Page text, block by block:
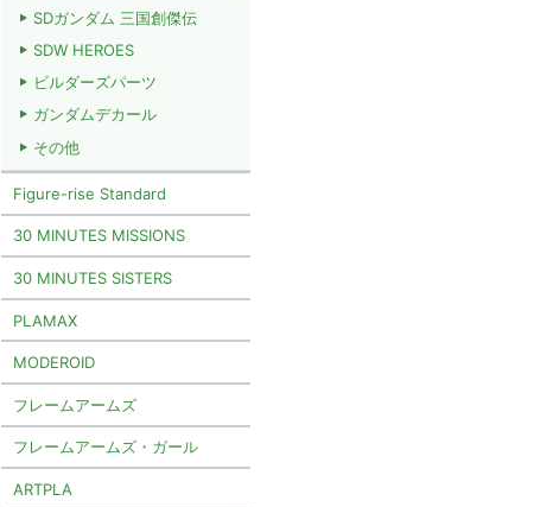
SDガンダム 三国創傑伝
SDW HEROES
ビルダーズパーツ
ガンダムデカール
その他
Figure-rise Standard
30 MINUTES MISSIONS
30 MINUTES SISTERS
PLAMAX
MODEROID
フレームアームズ
フレームアームズ・ガール
ARTPLA